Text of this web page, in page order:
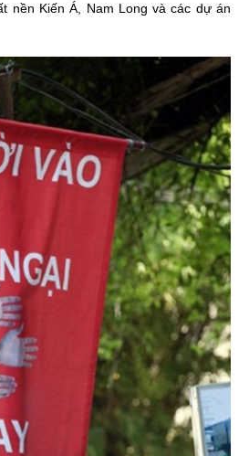
nền Kiến Á, Nam Long và các dự án